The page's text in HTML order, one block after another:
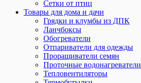
Сетки от птиц
Товары для дома и дачи
Грядки и клумбы из ДПК
Ланчбоксы
Обогреватели
Отпариватели для одежды
Проращиватели семян
Проточные водонагреватели
Тепловентиляторы